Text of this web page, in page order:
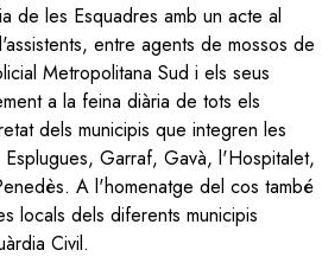
de les Esquadres amb un acte al
entre agents de mossos de
Metropolitana Sud i els seus
a la feina diària de tots els
dels municipis que integren les
Garraf, Gavà, l'Hospitalet,
A l'homenatge del cos també
locals dels diferents municipis
Civil.